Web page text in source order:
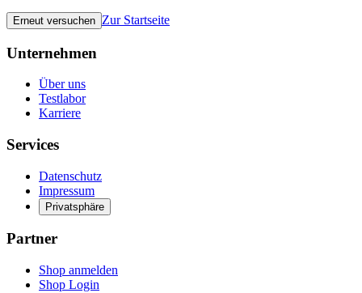
Erneut versuchen Zur Startseite
Unternehmen
Über uns
Testlabor
Karriere
Services
Datenschutz
Impressum
Privatsphäre
Partner
Shop anmelden
Shop Login